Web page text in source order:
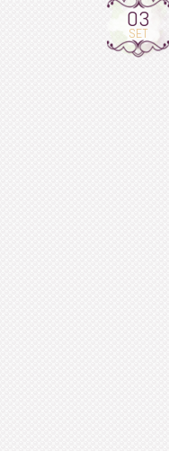
03
SET